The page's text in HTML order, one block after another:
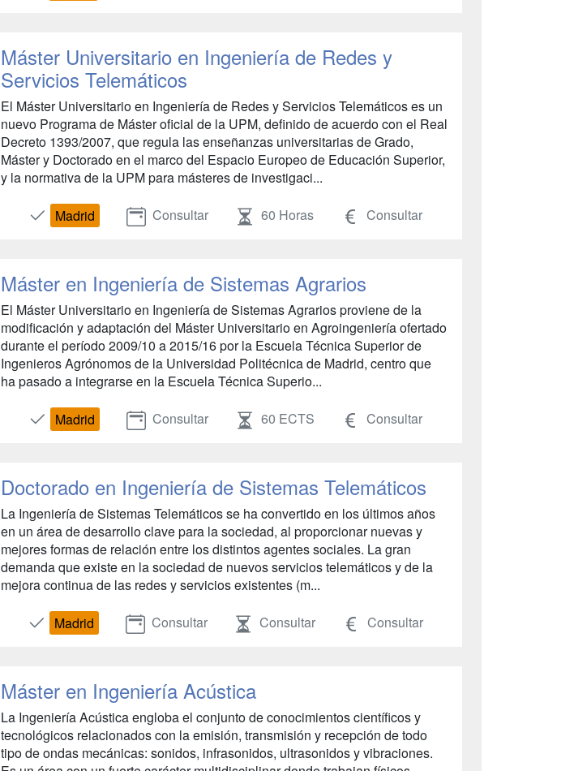
Máster Universitario en Ingeniería de Redes y
Servicios Telemáticos
El Máster Universitario en Ingeniería de Redes y Servicios Telemáticos es un
nuevo Programa de Máster oficial de la UPM, definido de acuerdo con el Real
Decreto 1393/2007, que regula las enseñanzas universitarias de Grado,
Máster y Doctorado en el marco del Espacio Europeo de Educación Superior,
y la normativa de la UPM para másteres de investigaci...
Madrid Consultar 60 Horas Consultar
Máster en Ingeniería de Sistemas Agrarios
El Máster Universitario en Ingeniería de Sistemas Agrarios proviene de la
modificación y adaptación del Máster Universitario en Agroingeniería ofertado
durante el período 2009/10 a 2015/16 por la Escuela Técnica Superior de
Ingenieros Agrónomos de la Universidad Politécnica de Madrid, centro que
ha pasado a integrarse en la Escuela Técnica Superio...
Madrid Consultar 60 ECTS Consultar
Doctorado en Ingeniería de Sistemas Telemáticos
La Ingeniería de Sistemas Telemáticos se ha convertido en los últimos años
en un área de desarrollo clave para la sociedad, al proporcionar nuevas y
mejores formas de relación entre los distintos agentes sociales. La gran
demanda que existe en la sociedad de nuevos servicios telemáticos y de la
mejora continua de las redes y servicios existentes (m...
Madrid Consultar Consultar Consultar
Máster en Ingeniería Acústica
La Ingeniería Acústica engloba el conjunto de conocimientos científicos y
tecnológicos relacionados con la emisión, transmisión y recepción de todo
tipo de ondas mecánicas: sonidos, infrasonidos, ultrasonidos y vibraciones.